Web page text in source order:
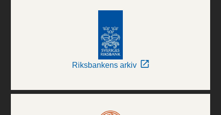
Riksbankens arkiv